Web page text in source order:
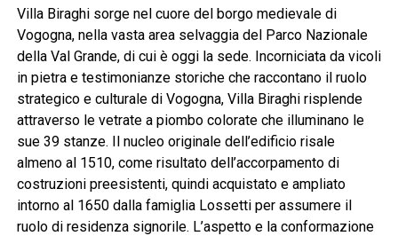
Villa Biraghi sorge nel cuore del borgo medievale di
Vogogna, nella vasta area selvaggia del Parco Nazionale
della Val Grande, di cui è oggi la sede. Incorniciata da vicoli
in pietra e testimonianze storiche che raccontano il ruolo
strategico e culturale di Vogogna, Villa Biraghi risplende
attraverso le vetrate a piombo colorate che illuminano le
sue 39 stanze. Il nucleo originale dell’edificio risale
almeno al 1510, come risultato dell’accorpamento di
costruzioni preesistenti, quindi acquistato e ampliato
intorno al 1650 dalla famiglia Lossetti per assumere il
ruolo di residenza signorile. L’aspetto e la conformazione